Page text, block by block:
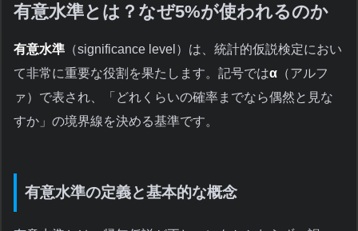
有意水準とは？なぜ5%が使われるのか
有意水準 （significance level）は、統計的仮説検定におい
て非常に重要な役割を果たします。記号ではα （アルフ
ァ）で表され、「どれくらいの確率までなら偶然と見な
すか」の境界線を決める基準です。
有意水準の定義と基本的な概念